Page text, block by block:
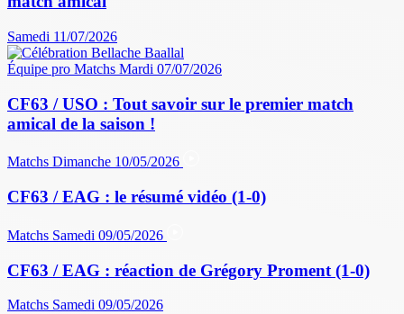
Samedi 11/07/2026
Équipe pro Matchs Mardi 07/07/2026
CF63 / USO : Tout savoir sur le premier match
amical de la saison !
Matchs Dimanche 10/05/2026
CF63 / EAG : le résumé vidéo (1-0)
Matchs Samedi 09/05/2026
CF63 / EAG : réaction de Grégory Proment (1-0)
Matchs Samedi 09/05/2026